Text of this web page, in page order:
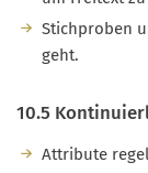
Stichproben
geht.
10.5
Attribute